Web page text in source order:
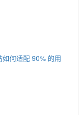
何适配 90% 的用